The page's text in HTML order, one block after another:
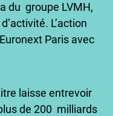
du groupe LVMH,
L’action
Paris avec
laisse entrevoir
de 200 milliards